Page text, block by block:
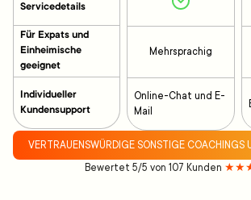
Servicedetails
Für Expats und
Einheimische
geeignet
Individueller
Kundensupport
Mehrsprachig
Online-Chat und E-
Mail
VERTRAUENSWÜRDIGE SONSTIGE COACHINGS
Bewertet 5/5 von 107 Kunden